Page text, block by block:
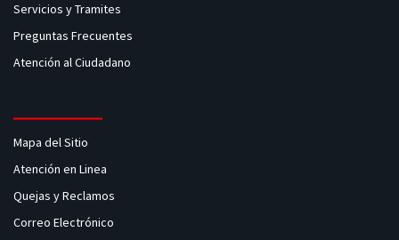
Servicios y Tramites
Preguntas Frecuentes
Atención al Ciudadano
Mapa del Sitio
Atención en Linea
Quejas y Reclamos
Correo Electrónico